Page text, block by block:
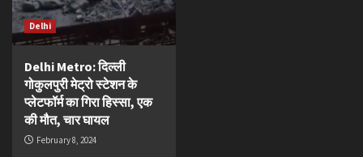
Delhi
Delhi Metro: दिल्ली
गोकुलपुरी मेट्रो स्टेशन के
प्लेटफॉर्म का गिरा हिस्सा, एक
की मौत, चार घायल
February 8, 2024